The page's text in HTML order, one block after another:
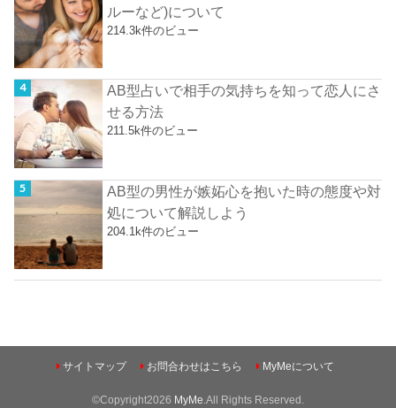
ルーなど)について
214.3k件のビュー
AB型占いで相手の気持ちを知って恋人にさ
せる方法
211.5k件のビュー
AB型の男性が嫉妬心を抱いた時の態度や対
処について解説しよう
204.1k件のビュー
サイトマップ お問合わせはこちら MyMeについて
©Copyright2026 MyMe .All Rights Reserved.